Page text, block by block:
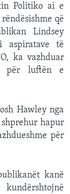
Politiko ai e
që
Lindsey
aspiratave të
ka vazhduar
për luftën e
Hawley nga
hapur
për
kanë